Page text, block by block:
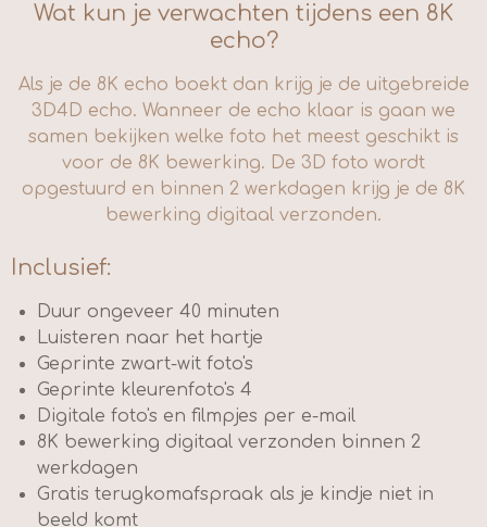
Wat kun je verwachten tijdens een 8K
echo?
Als je de 8K echo boekt dan krijg je de uitgebreide
3D4D echo. Wanneer de echo klaar is gaan we
samen bekijken welke foto het meest geschikt is
voor de 8K bewerking. De 3D foto wordt
opgestuurd en binnen 2 werkdagen krijg je de 8K
bewerking digitaal verzonden.
Inclusief:
Duur ongeveer 40 minuten
Luisteren naar het hartje
Geprinte zwart-wit foto's
Geprinte kleurenfoto's 4
Digitale foto's en filmpjes per e-mail
8K bewerking digitaal verzonden binnen 2
werkdagen
Gratis terugkomafspraak als je kindje niet in
beeld komt